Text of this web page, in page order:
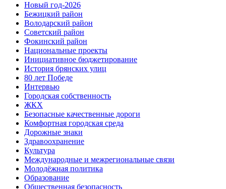
Новый год-2026
Бежицкий район
Володарский район
Советский район
Фокинский район
Национальные проекты
Инициативное бюджетирование
История брянских улиц
80 лет Победе
Интервью
Городская собственность
ЖКХ
Безопасные качественные дороги
Комфортная городская среда
Дорожные знаки
Здравоохранение
Культура
Международные и межрегиональные связи
Молодёжная политика
Образование
Общественная безопасность